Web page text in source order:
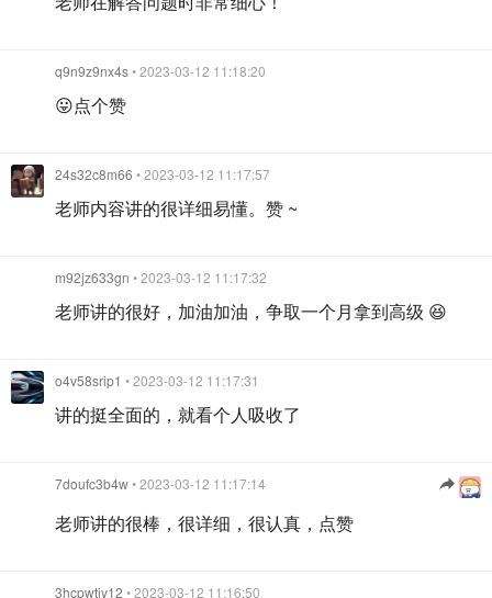
q9n9z9nx4s• 2023-03-12 11:18:20
😛点个赞
24s32c8m66 • 2023-03-12 11:17:57
老师内容讲的很详细易懂。赞 ~
m92jz633gn • 2023-03-12 11:17:32
老师讲的很好，加油加油，争取一个月拿到高级 😆
o4v58srip1 • 2023-03-12 11:17:31
讲的挺全面的，就看个人吸收了
7doufc3b4w• 2023-03-12 11:17:14
老师讲的很棒，很详细，很认真，点赞
3hcpwtjy12 • 2023-03-12 11:16:50